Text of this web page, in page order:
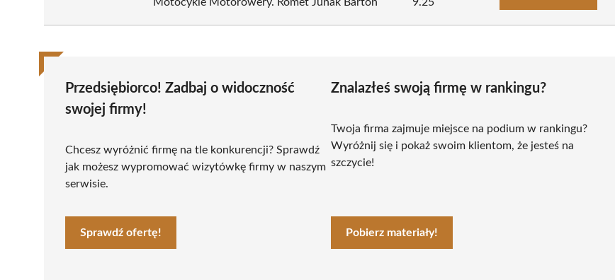
Przedsiębiorco! Zadbaj o widoczność
swojej firmy!
Chcesz wyróżnić firmę na tle konkurencji? Sprawdź
jak możesz wypromować wizytówkę firmy w naszym
serwisie.
Sprawdź ofertę!
Znalazłeś swoją firmę w rankingu?
Twoja firma zajmuje miejsce na podium w rankingu?
Wyróżnij się i pokaż swoim klientom, że jesteś na
szczycie!
Pobierz materiały!